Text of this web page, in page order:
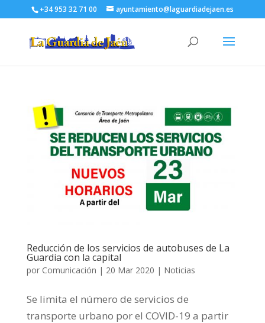
+34 953 32 71 00 ayuntamiento@laguardiadejaen.es
Reducción de los servicios de autobuses de La
Guardia con la capital
por Comunicación | 20 Mar 2020 | Noticias
Se limita el número de servicios de
transporte urbano por el COVID-19 a partir